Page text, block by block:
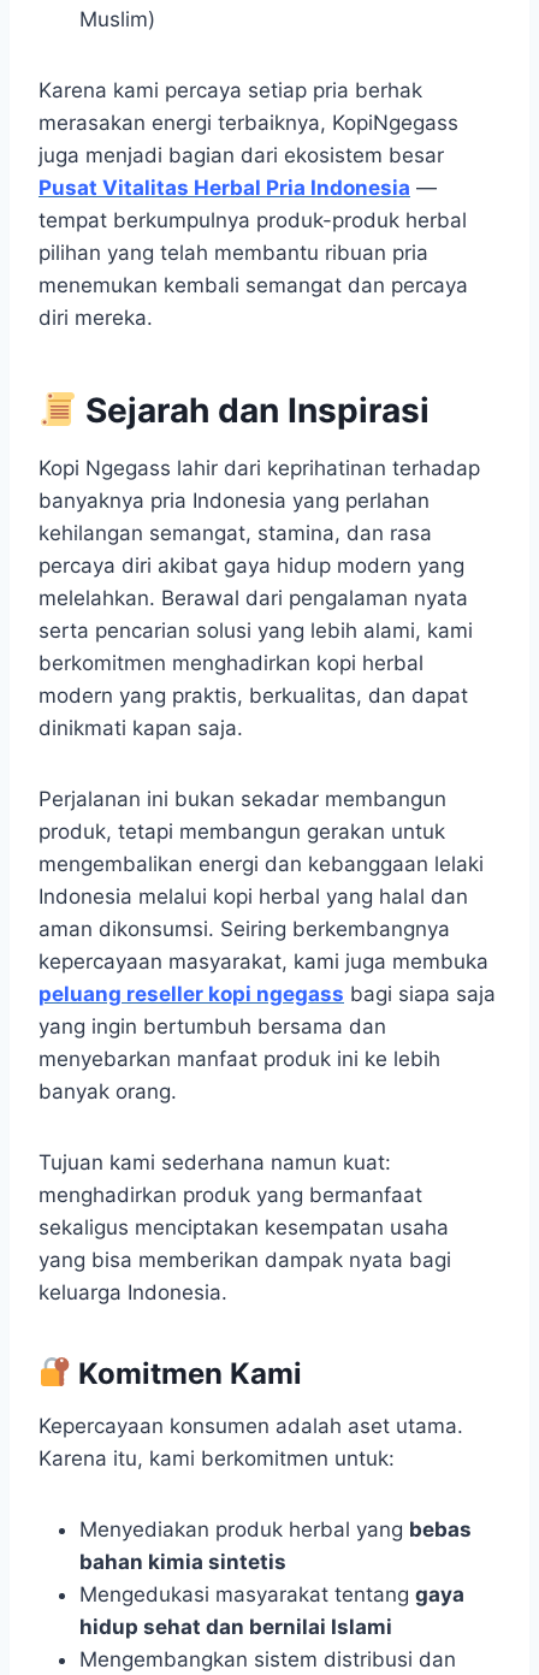
Muslim)
Karena kami percaya setiap pria berhak
merasakan energi terbaiknya, KopiNgegass
juga menjadi bagian dari ekosistem besar
Pusat Vitalitas Herbal Pria Indonesia —
tempat berkumpulnya produk-produk herbal
pilihan yang telah membantu ribuan pria
menemukan kembali semangat dan percaya
diri mereka.
Sejarah dan Inspirasi
Kopi Ngegass lahir dari keprihatinan terhadap
banyaknya pria Indonesia yang perlahan
kehilangan semangat, stamina, dan rasa
percaya diri akibat gaya hidup modern yang
melelahkan. Berawal dari pengalaman nyata
serta pencarian solusi yang lebih alami, kami
berkomitmen menghadirkan kopi herbal
modern yang praktis, berkualitas, dan dapat
dinikmati kapan saja.
Perjalanan ini bukan sekadar membangun
produk, tetapi membangun gerakan untuk
mengembalikan energi dan kebanggaan lelaki
Indonesia melalui kopi herbal yang halal dan
aman dikonsumsi. Seiring berkembangnya
kepercayaan masyarakat, kami juga membuka
peluang reseller kopi ngegass bagi siapa saja
yang ingin bertumbuh bersama dan
menyebarkan manfaat produk ini ke lebih
banyak orang.
Tujuan kami sederhana namun kuat:
menghadirkan produk yang bermanfaat
sekaligus menciptakan kesempatan usaha
yang bisa memberikan dampak nyata bagi
keluarga Indonesia.
Komitmen Kami
Kepercayaan konsumen adalah aset utama.
Karena itu, kami berkomitmen untuk:
Menyediakan produk herbal yang bebas
bahan kimia sintetis
Mengedukasi masyarakat tentang gaya
hidup sehat dan bernilai Islami
Mengembangkan sistem distribusi dan